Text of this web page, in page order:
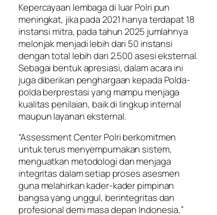
Kepercayaan lembaga di luar Polri pun
meningkat, jika pada 2021 hanya terdapat 18
instansi mitra, pada tahun 2025 jumlahnya
melonjak menjadi lebih dari 50 instansi
dengan total lebih dari 2.500 asesi eksternal.
Sebagai bentuk apresiasi, dalam acara ini
juga diberikan penghargaan kepada Polda-
polda berprestasi yang mampu menjaga
kualitas penilaian, baik di lingkup internal
maupun layanan eksternal.
“Assessment Center Polri berkomitmen
untuk terus menyempurnakan sistem,
menguatkan metodologi dan menjaga
integritas dalam setiap proses asesmen
guna melahirkan kader-kader pimpinan
bangsa yang unggul, berintegritas dan
profesional demi masa depan Indonesia,”